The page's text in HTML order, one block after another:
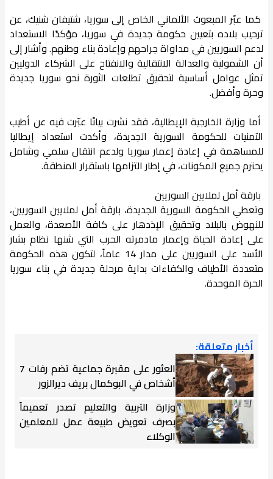
كما عبّر المبعوث الألماني الخاص إلى سوريا، شتيفان شنيك، عن
ترحيب بلاده بتعيين حكومة جديدة في سوريا، مؤكدًا الاستعداد
لدعم السوريين في مداواة جراحهم وإعادة بناء وطنهم. وأشار إلى
أن الشمولية والعدالة الانتقالية والانفتاح على الشركاء الدوليين
تمثل عوامل أساسية لتحقيق تطلعات الثورة نحو سوريا جديدة
وحرة وأفضل.
أما وزارة الخارجية الإيطالية، فقد نشرت بيانًا عبّرت فيه عن أطيب
التمنيات للحكومة السورية الجديدة، وأكدت استعداد إيطاليا
للمساهمة في إعادة إعمار سوريا ولدعم انتقال سلمي وشامل
يحترم جميع المكونات، في إطار التزامها باستقرار المنطقة.
بارقة أمل لملايين السوريين
وتعطي الحكومة السورية الجديدة، بارقة أمل لملايين السوريين،
للنهوض بالبلاد وتحقيق الإذدهار على كافة الأصعدة، والعمل
على إعادة الحياة وإعمار مادمرته الحرب التي شنها نظام بشار
الأسد على السوريين على مدار 14 عاماً، لتكون هذه الحكومة
متعددة الأطياف والكفاءات بداية مرحلة جديدة في بناء سوريا
الحرة الموحدة.
أخبار متعلقة:
العثور على مقبرة جماعية تضم رفات 7
أشخاص في البوكمال بريف ديرالزور
وزارة التربية والتعليم تصدر تعميماً
بصرف تعويض طبيعة عمل للمعلمين
الوكلاء